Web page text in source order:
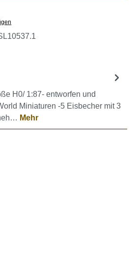
H0/ 1:87- entworfen und
Miniaturen -5 Eisbecher mit 3
Mehr